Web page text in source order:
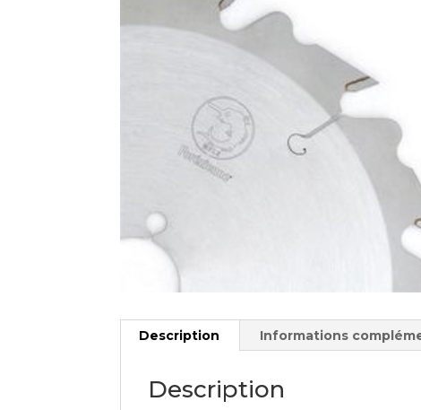
Description Informations
Description